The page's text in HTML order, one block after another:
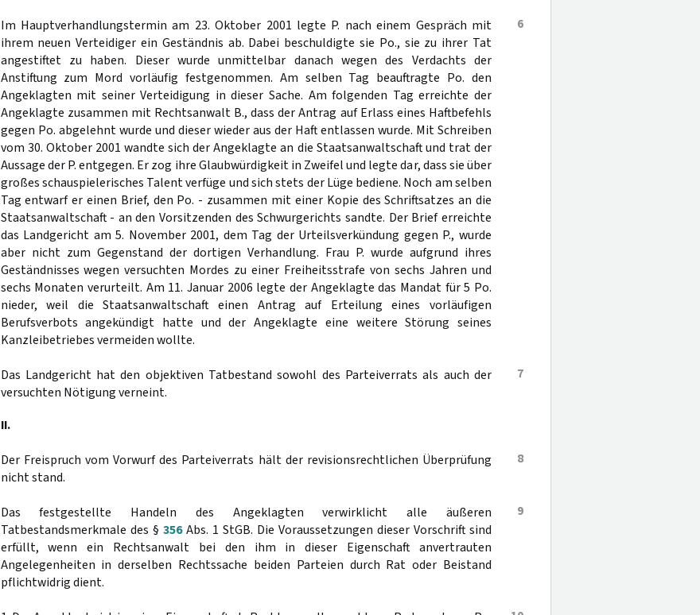
6
Im Hauptverhandlungstermin am 23. Oktober 2001 legte P. nach einem Gespräch mit
ihrem neuen Verteidiger ein Geständnis ab. Dabei beschuldigte sie Po., sie zu ihrer Tat
angestiftet zu haben. Dieser wurde unmittelbar danach wegen des Verdachts der
Anstiftung zum Mord vorläufig festgenommen. Am selben Tag beauftragte Po. den
Angeklagten mit seiner Verteidigung in dieser Sache. Am folgenden Tag erreichte der
Angeklagte zusammen mit Rechtsanwalt B., dass der Antrag auf Erlass eines Haftbefehls
gegen Po. abgelehnt wurde und dieser wieder aus der Haft entlassen wurde. Mit Schreiben
vom 30. Oktober 2001 wandte sich der Angeklagte an die Staatsanwaltschaft und trat der
Aussage der P. entgegen. Er zog ihre Glaubwürdigkeit in Zweifel und legte dar, dass sie über
großes schauspielerisches Talent verfüge und sich stets der Lüge bediene. Noch am selben
Tag entwarf er einen Brief, den Po. - zusammen mit einer Kopie des Schriftsatzes an die
Staatsanwaltschaft - an den Vorsitzenden des Schwurgerichts sandte. Der Brief erreichte
das Landgericht am 5. November 2001, dem Tag der Urteilsverkündung gegen P., wurde
aber nicht zum Gegenstand der dortigen Verhandlung. Frau P. wurde aufgrund ihres
Geständnisses wegen versuchten Mordes zu einer Freiheitsstrafe von sechs Jahren und
sechs Monaten verurteilt. Am 11. Januar 2006 legte der Angeklagte das Mandat für 5 Po.
nieder, weil die Staatsanwaltschaft einen Antrag auf Erteilung eines vorläufigen
Berufsverbots angekündigt hatte und der Angeklagte eine weitere Störung seines
Kanzleibetriebes vermeiden wollte.
7
Das Landgericht hat den objektiven Tatbestand sowohl des Parteiverrats als auch der
versuchten Nötigung verneint.
II.
8
Der Freispruch vom Vorwurf des Parteiverrats hält der revisionsrechtlichen Überprüfung
nicht stand.
9
Das festgestellte Handeln des Angeklagten verwirklicht alle äußeren
Tatbestandsmerkmale des § 356Abs. 1 StGB. Die Voraussetzungen dieser Vorschrift sind
erfüllt, wenn ein Rechtsanwalt bei den ihm in dieser Eigenschaft anvertrauten
Angelegenheiten in derselben Rechtssache beiden Parteien durch Rat oder Beistand
pflichtwidrig dient.